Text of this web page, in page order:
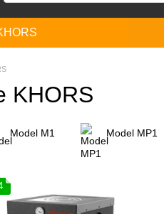
KHORS
Model М1 Model МP1